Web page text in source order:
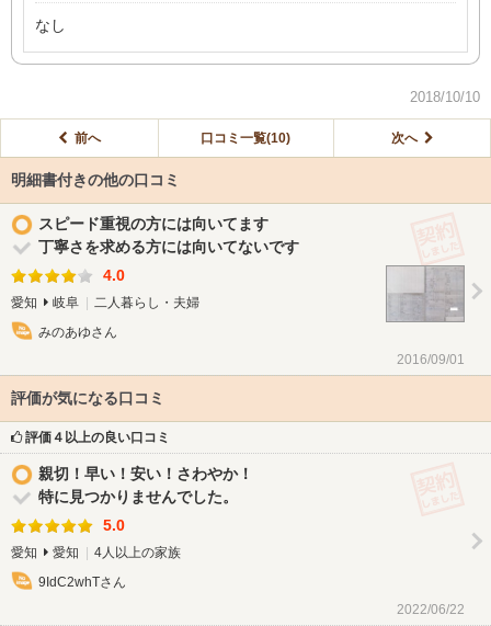
なし
2018/10/10
前へ 口コミ一覧(10) 次へ
明細書付きの他の口コミ
スピード重視の方には向いてます
丁寧さを求める方には向いてないです
4.0
愛知 岐阜
二人暮らし・夫婦
みのあゆさん
2016/09/01
評価が気になる口コミ
評価４以上の良い口コミ
親切！早い！安い！さわやか！
特に見つかりませんでした。
5.0
愛知 愛知
4人以上の家族
9IdC2whTさん
2022/06/22